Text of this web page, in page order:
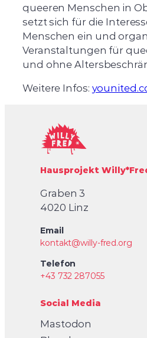
queeren Menschen in
setzt sich für die
Menschen ein und
Veranstaltungen für
und ohne
Weitere Infos:
Hausprojekt
Graben 3
4020 Linz
Email
kontakt@willy-fred.org
Telefon
+43 732 287055
Social Media
Mastodon